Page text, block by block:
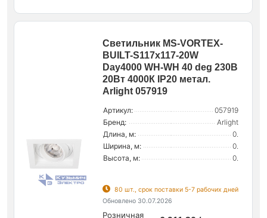
Светильник MS-VORTEX-
BUILT-S117x117-20W
Day4000 WH-WH 40 deg 230В
20Вт 4000К IP20 метал.
Arlight 057919
Артикул:
057919
Бренд:
Arlight
Длина, м:
0.
Ширина, м:
0.
Высота, м:
0.
80 шт., срок поставки 5-7 рабочих дней
Обновлено 30.07.2026
Розничная